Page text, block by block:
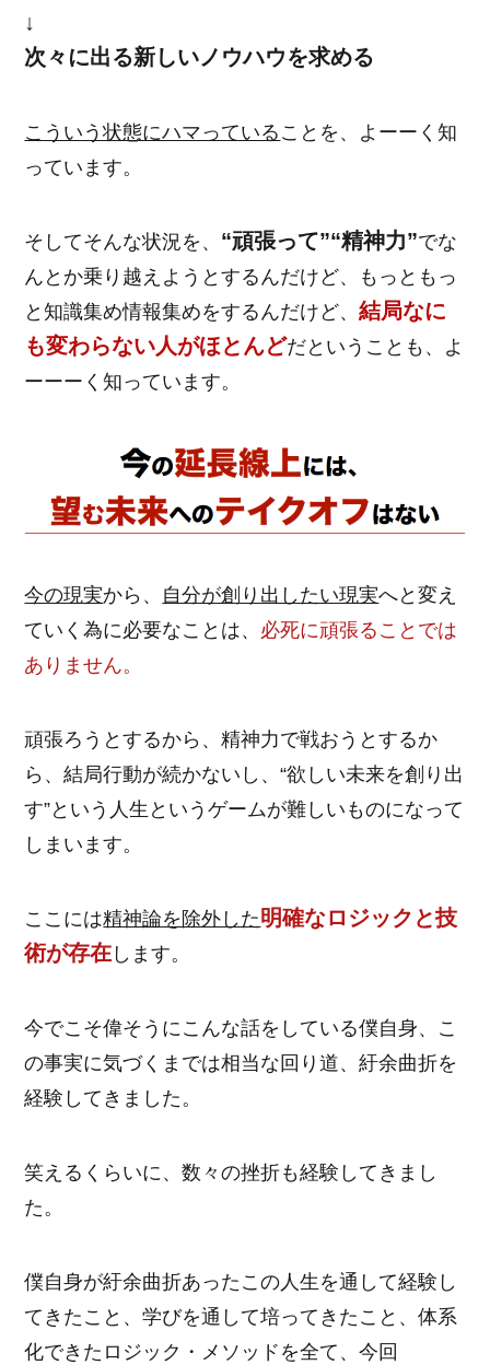
↓
次々に出る新しいノウハウを求める
こういう状態にハマっている ことを、よーーく知
っています。
そしてそんな状況を、 “頑張って”“精神力”でな
んとか乗り越えようとするんだけど、もっともっ
と知識集め情報集めをするんだけど、結局なに
も変わらない人がほとんどだということも、よ
ーーーく知っています。
今の現実から、 自分が創り出したい現実へと変え
ていく為に必要なことは、 必死に頑張ることでは
ありません。
頑張ろうとするから、精神力で戦おうとするか
ら、結局行動が続かないし、“欲しい未来を創り出
す”という人生というゲームが難しいものになって
しまいます。
ここには精神論を除外した明確なロジックと技
術が存在 します。
今でこそ偉そうにこんな話をしている僕自身、こ
の事実に気づくまでは相当な回り道、紆余曲折を
経験してきました。
笑えるくらいに、数々の挫折も経験してきまし
た。
僕自身が紆余曲折あったこの人生を通して経験し
てきたこと、学びを通して培ってきたこと、体系
化できたロジック・メソッドを全て、今回